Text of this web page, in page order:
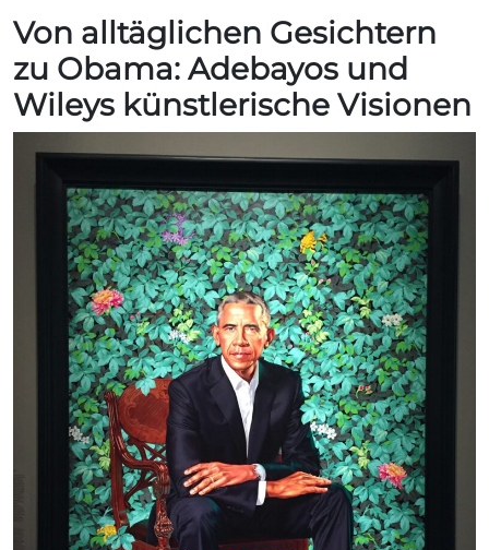
Von alltäglichen Gesichtern
zu Obama: Adebayos und
Wileys künstlerische Visionen